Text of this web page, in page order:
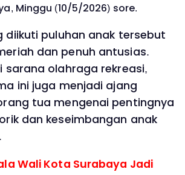
Minggu (10/5/2026) sore.
diikuti puluhan anak tersebut
dan penuh antusias.
sarana olahraga rekreasi,
ini juga menjadi ajang
tua mengenai pentingnya
dan keseimbangan anak
Wali Kota Surabaya Jadi